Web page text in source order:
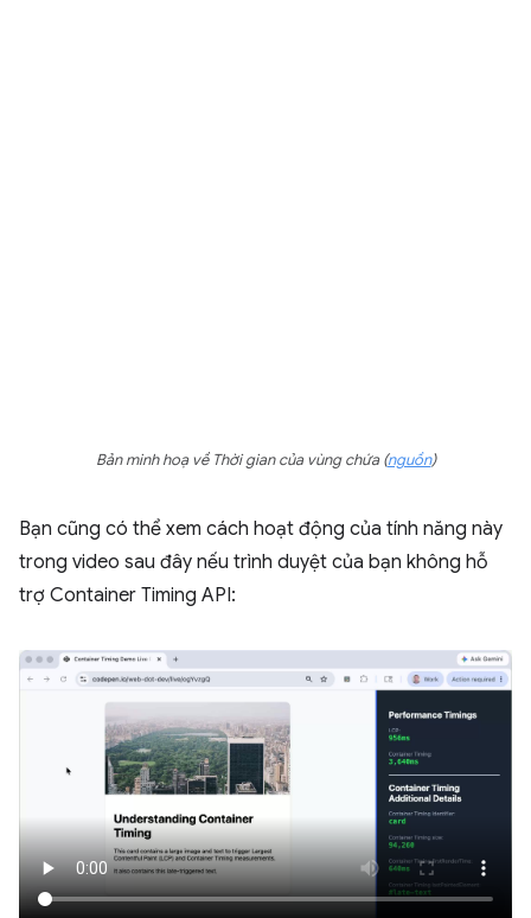
Bản minh hoạ về Thời gian của vùng chứa (nguồn)
Bạn cũng có thể xem cách hoạt động của tính năng này
trong video sau đây nếu trình duyệt của bạn không hỗ
trợ Container Timing API: